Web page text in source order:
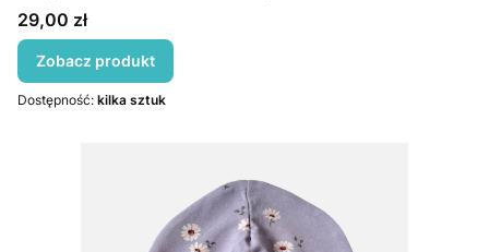
Cena
29,00 zł
Zobacz produkt
Dostępność: kilka sztuk